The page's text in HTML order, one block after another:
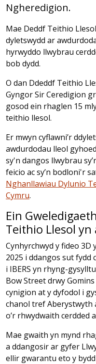
Ngheredigion.
Mae Deddf Teithio
dyletswydd ar
hyrwyddo llwybrau
bob dydd.
O dan Ddeddf Teithio
Gyngor Sir Ceredigion
gosod ein rhaglen 15
teithio llesol.
Er mwyn cyflawni’r
awdurdodau lleol
sy'n dangos llwybrau
feicio ac sy’n bodloni'r
Nghanllawiau Dylunio
Cymru.
Ein
Teithio Llesol
Cynhyrchwyd y fideo 3D
2025 i ddangos sut
i IBERS yn rhyng-
Bow Street drwy Gomins
cynigion at y dyfodol i
chanol tref Aberystwyth
o’r rhwydwaith cerdded
Mae gwaith yn mynd
a ddangosir ar gyfer
ellir gwarantu eto y